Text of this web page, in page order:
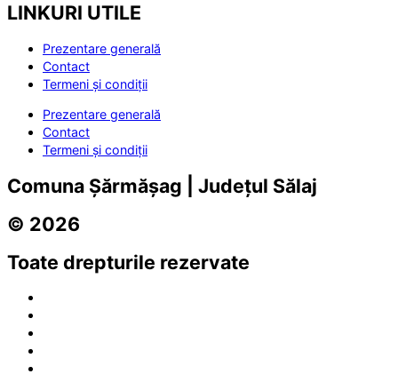
LINKURI UTILE
Prezentare generală
Contact
Termeni și condiții
Prezentare generală
Contact
Termeni și condiții
Comuna Șărmășag | Județul Sălaj
© 2026
Toate drepturile rezervate